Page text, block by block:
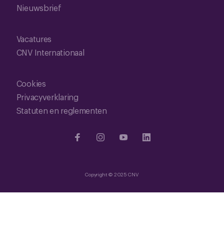
Nieuwsbrief
Vacatures
CNV Internationaal
Cookies
Privacyverklaring
Statuten en reglementen
Copyright © 2025 CNV